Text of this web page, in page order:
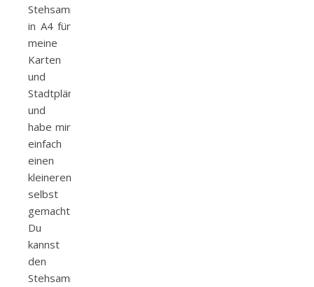
Stehsammler
in A4 für
meine
Karten
und
Stadtpläne
und
habe mir
einfach
einen
kleineren
selbst
gemacht.
Du
kannst
den
Stehsammler